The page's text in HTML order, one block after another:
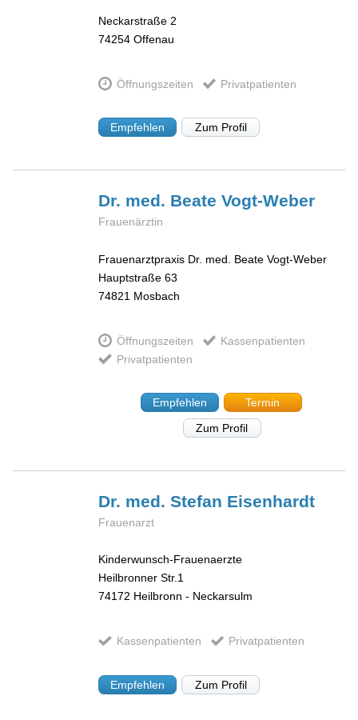
Neckarstraße 2
74254 Offenau
Öffnungszeiten Privatpatienten
Empfehlen Zum Profil
Dr. med. BeateVogt-Weber
Frauenärztin
Frauenarztpraxis Dr. med. Beate Vogt-Weber
Hauptstraße 63
74821 Mosbach
Öffnungszeiten
Kassenpatienten
Privatpatienten
Empfehlen
Termin
Zum Profil
Dr. med. Stefan Eisenhardt
Frauenarzt
Kinderwunsch-Frauenaerzte
Heilbronner Str.1
74172 Heilbronn - Neckarsulm
Kassenpatienten Privatpatienten
Empfehlen Zum Profil